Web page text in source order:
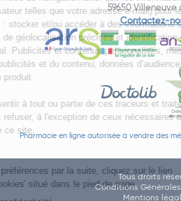
59650 Villeneuve
Contactez-
Pharmacie en ligne autorisée à vendre des
Tous droits
Conditions
Mentions